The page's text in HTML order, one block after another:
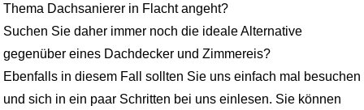
Thema Dachsanierer in Flacht angeht?
Suchen Sie daher immer noch die ideale Alternative
gegenüber eines Dachdecker und Zimmereis?
Ebenfalls in diesem Fall sollten Sie uns einfach mal besuchen
und sich in ein paar Schritten bei uns einlesen. Sie können